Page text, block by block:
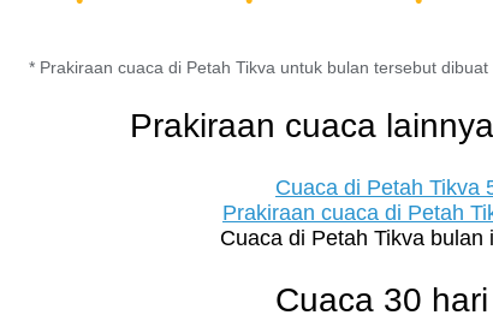
* Prakiraan cuaca di Petah Tikva untuk bulan tersebut
Prakiraan cuaca
Cuaca di Petah Tikva
Prakiraan cuaca di Petah
Cuaca di Petah Tikva bulan
Cuaca 30